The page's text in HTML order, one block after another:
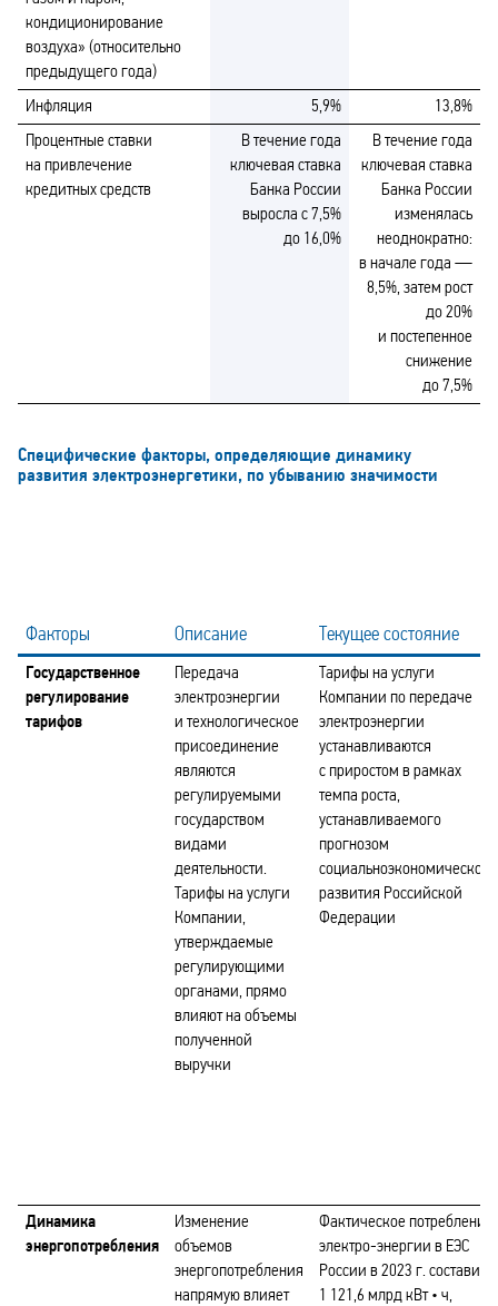
кондиционирование
воздуха» (относительно
предыдущего года)
Инфляция
5,9%
13,8%
Процентные ставки
на привлечение
кредитных средств
В течение года
ключевая ставка
Банка России
выросла с 7,5%
до 16,0%
В течение года
ключевая ставка
Банка России
изменялась
неоднократно:
в начале года —
8,5%, затем рост
до 20%
и постепенное
снижение
до 7,5%
Специфические факторы, определяющие динамику
развития электроэнергетики, по убыванию значимости
Факторы Описание Текущее состояние
Государственное
регулирование
тарифов
Передача
электроэнергии
и технологическое
присоединение
являются
регулируемыми
государством
видами
деятельности.
Тарифы на услуги
Компании,
утверждаемые
регулирующими
органами, прямо
влияют на объемы
полученной
выручки
Тарифы на услуги
Компании по передаче
электроэнергии
устанавливаются
с приростом в рамках
темпа роста,
устанавливаемого
прогнозом
социальноэкономического
развития Российской
Федерации
Динамика
энергопотребления
Изменение
объемов
энергопотребления
напрямую влияет
Фактическое потребление
электро-энергии в ЕЭС
России в 2023 г. составило
1 121,6 млрд кВт • ч,